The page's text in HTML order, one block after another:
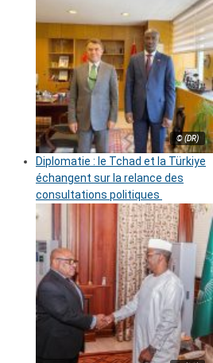
© (DR)
Diplomatie : le Tchad et la Türkiye
échangent sur la relance des
consultations politiques